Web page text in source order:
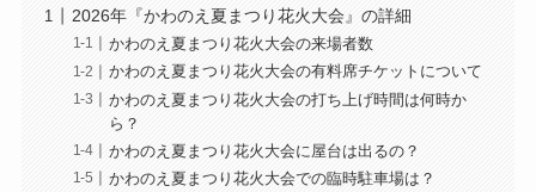
2026年『かわのえ夏まつり花火大会』の詳細
かわのえ夏まつり花火大会の来場者数
かわのえ夏まつり花火大会の有料席チケットについて
かわのえ夏まつり花火大会の打ち上げ時間は何時か
ら？
かわのえ夏まつり花火大会に屋台は出るの？
かわのえ夏まつり花火大会での臨時駐車場は？